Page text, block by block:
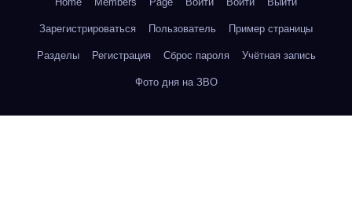
Зарегистрироваться Пользователь Пример страницы
Разделы Регистрация Сброс пароля Учётная запись
Фото дня на ЗВО